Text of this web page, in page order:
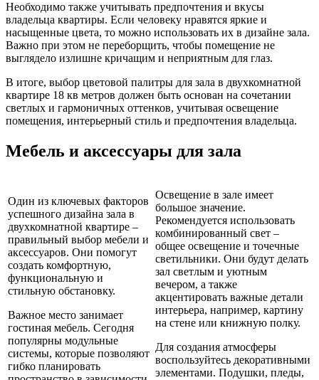
Необходимо также учитывать предпочтения и вкусы
владельца квартиры. Если человеку нравятся яркие и
насыщенные цвета, то можно использовать их в дизайне зала.
Важно при этом не переборщить, чтобы помещение не
выглядело излишне кричащим и неприятным для глаз.
В итоге, выбор цветовой палитры для зала в двухкомнатной
квартире 18 кв метров должен быть основан на сочетании
светлых и гармоничных оттенков, учитывая освещение
помещения, интерьерный стиль и предпочтения владельца.
Мебель и аксессуары для зала
Один из ключевых факторов
успешного дизайна зала в
двухкомнатной квартире –
правильный выбор мебели и
аксессуаров. Они помогут
создать комфортную,
функциональную и
стильную обстановку.
Важное место занимает
гостиная мебель. Сегодня
популярны модульные
системы, которые позволяют
гибко планировать
Освещение в зале имеет
большое значение.
Рекомендуется использовать
комбинированный свет –
общее освещение и точечные
светильники. Они будут делать
зал светлым и уютным
вечером, а также
акцентировать важные детали
интерьера, например, картину
на стене или книжную полку.
Для создания атмосферы
воспользуйтесь декоративными
элементами. Подушки, пледы,